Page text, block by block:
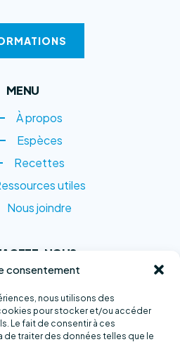
consentement
nous utilisons des
pour stocker et/ou accéder
Le fait de consentir à ces
traiter des données telles que le
MENU
À propos
À propos
Espèces
Espèces
Recettes
Recettesutiles
utiles
Nous joindre
NOUS
des-Monts
G4V 2B6